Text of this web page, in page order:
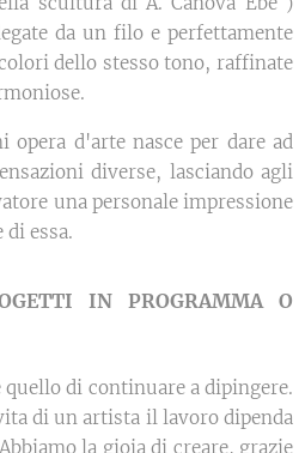
da un filo e perfettamente
dello stesso tono, raffinate
opera d'arte nasce per dare ad
diverse, lasciando agli
una personale impressione
essa.
IN PROGRAMMA O
di continuare a dipingere.
di un artista il lavoro dipenda
la gioia di creare, grazie